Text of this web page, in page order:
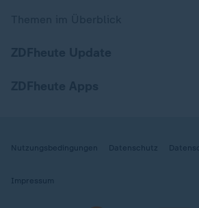
Nutzungsbedingungen Datenschutz
Impressum